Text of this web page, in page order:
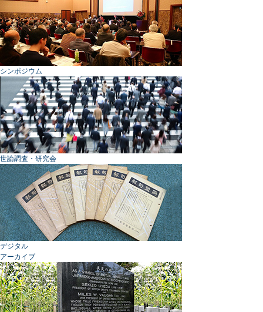
シンポジウム
世論調査・研究会
デジタル
アーカイブ